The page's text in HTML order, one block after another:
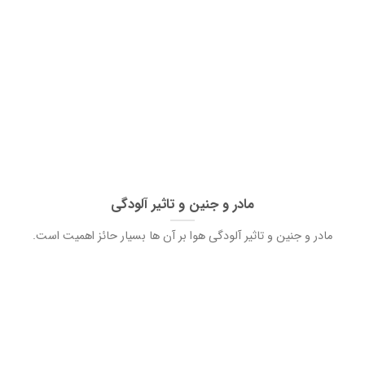
مادر و جنین و تاثیر آلودگی
مادر و جنین و تاثیر آلودگی هوا بر آن ها بسیار حائز اهمیت است.